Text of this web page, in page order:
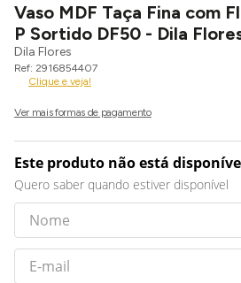
Vaso MDF Taça Fina com
P Sortido DF50 - Dila
Dila Flores
2916854407
Clique e veja!
Este produto não está
Quero saber quando estiver disponível